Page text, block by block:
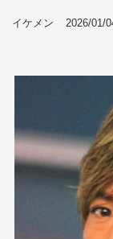
イケメン 2026/01/